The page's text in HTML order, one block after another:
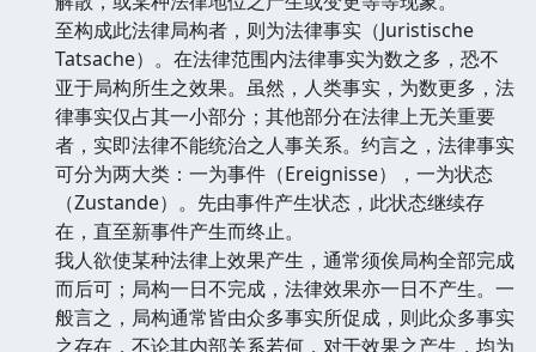
至构成此法律局构者，则为法律事实（Juristische
Tatsache）。在法律范围内法律事实为数之多，恐不
亚于局构所生之效果。虽然，人类事实，为数更多，法
律事实仅占其一小部分；其他部分在法律上无关重要
者，实即法律不能统治之人事关系。约言之，法律事实
可分为两大类：一为事件（Ereignisse），一为状态
（Zustande）。先由事件产生状态，此状态继续存
在，直至新事件产生而终止。
我人欲使某种法律上效果产生，通常须俟局构全部完成
而后可；局构一日不完成，法律效果亦一日不产生。一
般言之，局构通常皆由众多事实所促成，则此众多事实
之存在，不论其内部关系若何，对于效果之产生，均为